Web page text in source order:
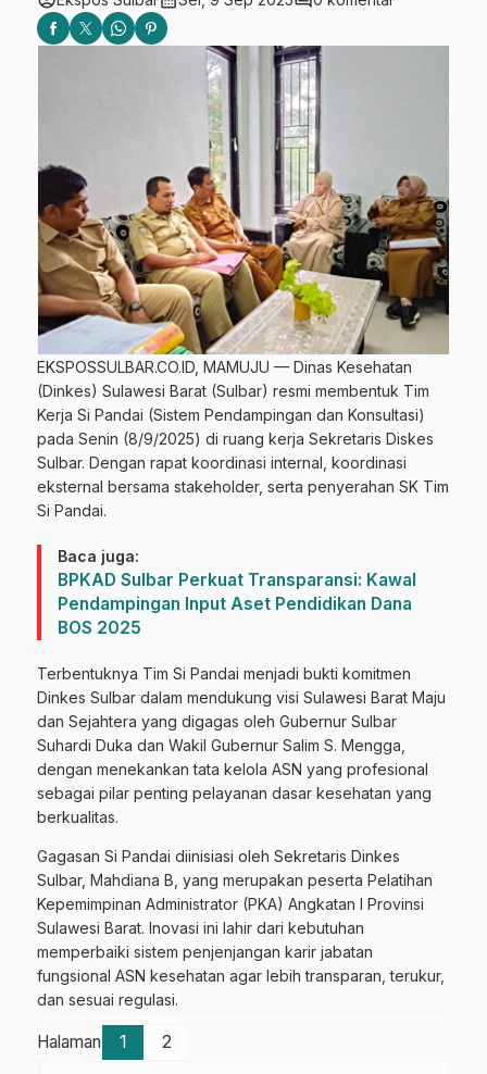
EKSPOSSULBAR.CO.ID, MAMUJU — Dinas Kesehatan
(Dinkes) Sulawesi Barat (Sulbar) resmi membentuk Tim
Kerja Si Pandai (Sistem Pendampingan dan Konsultasi)
pada Senin (8/9/2025) di ruang kerja Sekretaris Diskes
Sulbar. Dengan rapat koordinasi internal, koordinasi
eksternal bersama stakeholder, serta penyerahan SK Tim
Si Pandai.
Baca juga:
BPKAD Sulbar Perkuat Transparansi: Kawal
Pendampingan Input Aset Pendidikan Dana
BOS 2025
Terbentuknya Tim Si Pandai menjadi bukti komitmen
Dinkes Sulbar dalam mendukung visi Sulawesi Barat Maju
dan Sejahtera yang digagas oleh Gubernur Sulbar
Suhardi Duka dan Wakil Gubernur Salim S. Mengga,
dengan menekankan tata kelola ASN yang profesional
sebagai pilar penting pelayanan dasar kesehatan yang
berkualitas.
Gagasan Si Pandai diinisiasi oleh Sekretaris Dinkes
Sulbar, Mahdiana B, yang merupakan peserta Pelatihan
Kepemimpinan Administrator (PKA) Angkatan I Provinsi
Sulawesi Barat. Inovasi ini lahir dari kebutuhan
memperbaiki sistem penjenjangan karir jabatan
fungsional ASN kesehatan agar lebih transparan, terukur,
dan sesuai regulasi.
Halaman 1 2